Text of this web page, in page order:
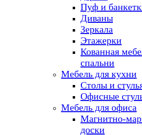
Пуф и
Диваны
Зеркала
Этажерки
Кованная
спальни
Мебель для кухни
Столы и
Офисные
Мебель для офиса
Магнитно-
доски